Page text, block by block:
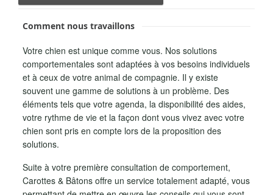
Comment nous travaillons
Votre chien est unique comme vous. Nos solutions
comportementales sont adaptées à vos besoins individuels
et à ceux de votre animal de compagnie. Il y existe
souvent une gamme de solutions à un problème. Des
éléments tels que votre agenda, la disponibilité des aides,
votre rythme de vie et la façon dont vous vivez avec votre
chien sont pris en compte lors de la proposition des
solutions.
Suite à votre première consultation de comportement,
Carottes & Bâtons offre un service totalement adapté, vous